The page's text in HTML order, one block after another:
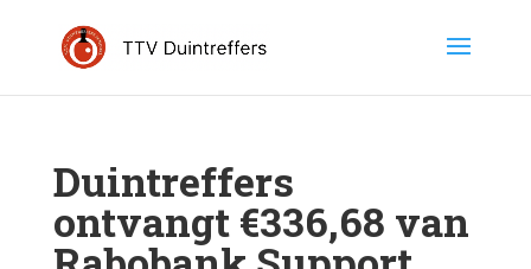
Duintreffers
ontvangt €336,68 van